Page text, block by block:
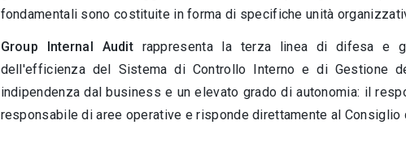
fondamentali sono costituite in forma di specifiche unità
Group Internal Audit rappresenta la terza linea di difesa e
dell'efficienza del Sistema di Controllo Interno e di Gestione
indipendenza dal business e un elevato grado di autonomia: il
responsabile di aree operative e risponde direttamente al